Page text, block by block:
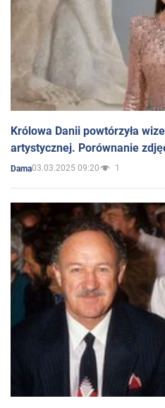
Królowa Danii powtórzyła
artystycznej. Porównanie
Dama03.03.2025 09:20 1